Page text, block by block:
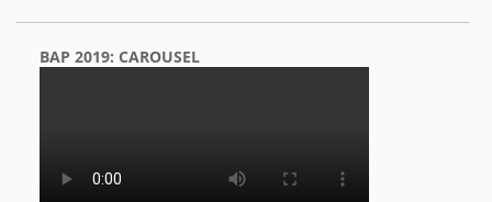
BAP 2019: CAROUSEL